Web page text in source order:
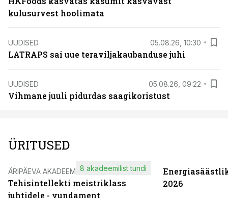
kulusurvest hoolimata
UUDISED 05.08.26, 10:30
LATRAPS sai uue teraviljakaubanduse juhi
UUDISED 05.08.26, 09:22
Vihmane juuli pidurdas saagikoristust
ÜRITUSED
ÄRIPÄEVA AKADEEMIA
Tehisintellekti meistriklass
juhtidele - vundament
8 akadeemilist tundi
2026